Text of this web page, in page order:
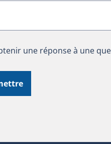
une réponse à une